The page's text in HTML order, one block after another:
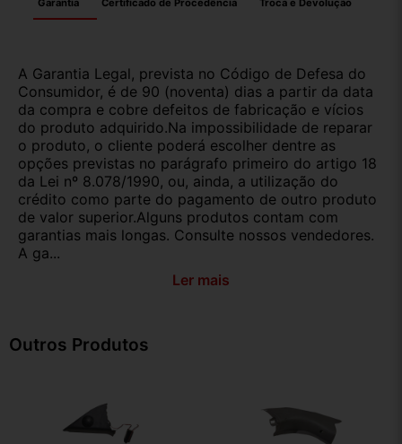
Garantia Certificado de Procedência Troca e Devolução
A Garantia Legal, prevista no Código de Defesa do
Consumidor, é de 90 (noventa) dias a partir da data
da compra e cobre defeitos de fabricação e vícios
do produto adquirido.Na impossibilidade de reparar
o produto, o cliente poderá escolher dentre as
opções previstas no parágrafo primeiro do artigo 18
da Lei nº 8.078/1990, ou, ainda, a utilização do
crédito como parte do pagamento de outro produto
de valor superior.Alguns produtos contam com
garantias mais longas. Consulte nossos vendedores.
A ga...
Ler mais
Outros Produtos